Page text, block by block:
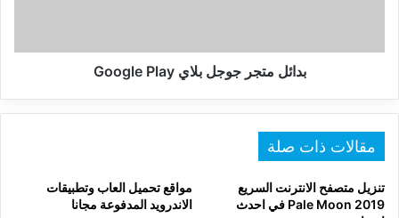
بدائل متجر جوجل بلاي Google Play
مقالات ذات صلة
تنزيل متصفح الانترنت السريع
2019 Pale Moon في احدث
مواقع تحميل العاب وتطبيقات
الاندرويد المدفوعة مجانا